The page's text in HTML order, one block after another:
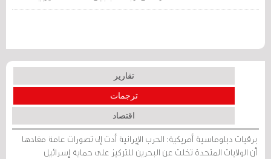
السعودية لحقوق الإنسان فإن «كثير منهم
تقارير
ترجمات
اقتصاد
برقيات دبلوماسية أمريكية: الحرب الإيرانية أدت إلى تصورات عامة مفادها
أن الولايات المتحدة تخلت عن البحرين للتركيز على حماية إسرائيل